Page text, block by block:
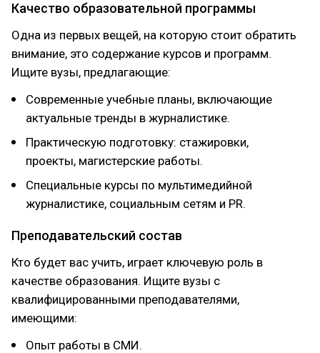
Качество образовательной программы
Одна из первых вещей, на которую стоит обратить
внимание, это содержание курсов и программ.
Ищите вузы, предлагающие:
Современные учебные планы, включающие
актуальные тренды в журналистике.
Практическую подготовку: стажировки,
проекты, магистерские работы.
Специальные курсы по мультимедийной
журналистике, социальным сетям и PR.
Преподавательский состав
Кто будет вас учить, играет ключевую роль в
качестве образования. Ищите вузы с
квалифицированными преподавателями,
имеющими:
Опыт работы в СМИ.